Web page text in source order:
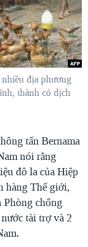
CUỘC'
NAM
NAM
HẢI SÂM
NÔNG THÔN MỸ
địa phương
thành có dịch
tấn Bernama
nói rằng
đô la của Hiệp
hàng Thế giới,
chống
tài trợ và 2